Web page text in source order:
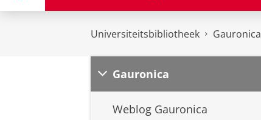
Universiteitsbibliotheek Gauronica
Gauronica
Weblog Gauronica